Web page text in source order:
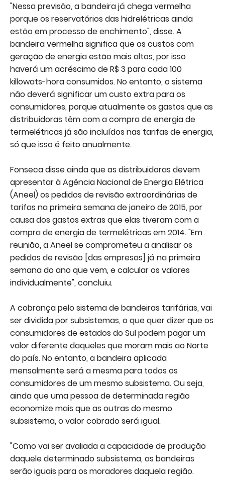
"Nessa previsão, a bandeira já chega vermelha
porque os reservatórios das hidrelétricas ainda
estão em processo de enchimento", disse. A
bandeira vermelha significa que os custos com
geração de energia estão mais altos, por isso
haverá um acréscimo de R$ 3 para cada 100
killowats-hora consumidos. No entanto, o sistema
não deverá significar um custo extra para os
consumidores, porque atualmente os gastos que as
distribuidoras têm com a compra de energia de
termelétricas já são incluídos nas tarifas de energia,
só que isso é feito anualmente.
Fonseca disse ainda que as distribuidoras devem
apresentar à Agência Nacional de Energia Elétrica
(Aneel) os pedidos de revisão extraordinárias de
tarifas na primeira semana de janeiro de 2015, por
causa dos gastos extras que elas tiveram com a
compra de energia de termelétricas em 2014. "Em
reunião, a Aneel se comprometeu a analisar os
pedidos de revisão [das empresas] já na primeira
semana do ano que vem, e calcular os valores
individualmente", concluiu.
A cobrança pelo sistema de bandeiras tarifárias, vai
ser dividida por subsistemas, o que quer dizer que os
consumidores de estados do Sul podem pagar um
valor diferente daqueles que moram mais ao Norte
do país. No entanto, a bandeira aplicada
mensalmente será a mesma para todos os
consumidores de um mesmo subsistema. Ou seja,
ainda que uma pessoa de determinada região
economize mais que as outras do mesmo
subsistema, o valor cobrado será igual.
"Como vai ser avaliada a capacidade de produção
daquele determinado subsistema, as bandeiras
serão iguais para os moradores daquela região.